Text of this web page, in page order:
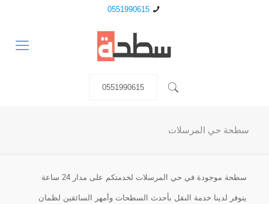
0551990615
0551990615
سطحة حي المرسلات
سطحة موجودة في حي المرسلات لخدمتكم على مدار 24 ساعة
يتوفر لدينا خدمة النقل بأحدث السطحات وأمهر السائقين لظمان